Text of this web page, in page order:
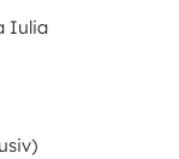
Iulia